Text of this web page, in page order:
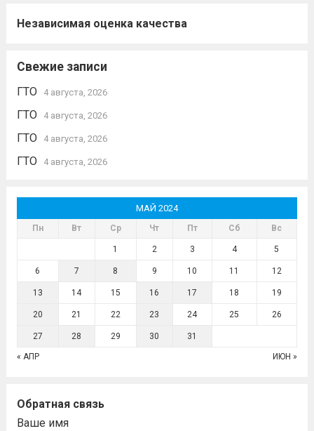
Независимая оценка качества
Свежие записи
ГТО 4 августа, 2026
ГТО 4 августа, 2026
ГТО 4 августа, 2026
ГТО 4 августа, 2026
МАЙ 2024
Пн Вт Ср Чт Пт Сб Вс
1 2 3 4 5
6 7 8 9 10 11 12
13 14 15 16 17 18 19
20 21 22 23 24 25 26
27 28 29 30 31
« АПР ИЮН »
Обратная связь
Ваше имя